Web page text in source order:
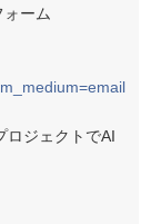
ーム
ロジェクトでAI